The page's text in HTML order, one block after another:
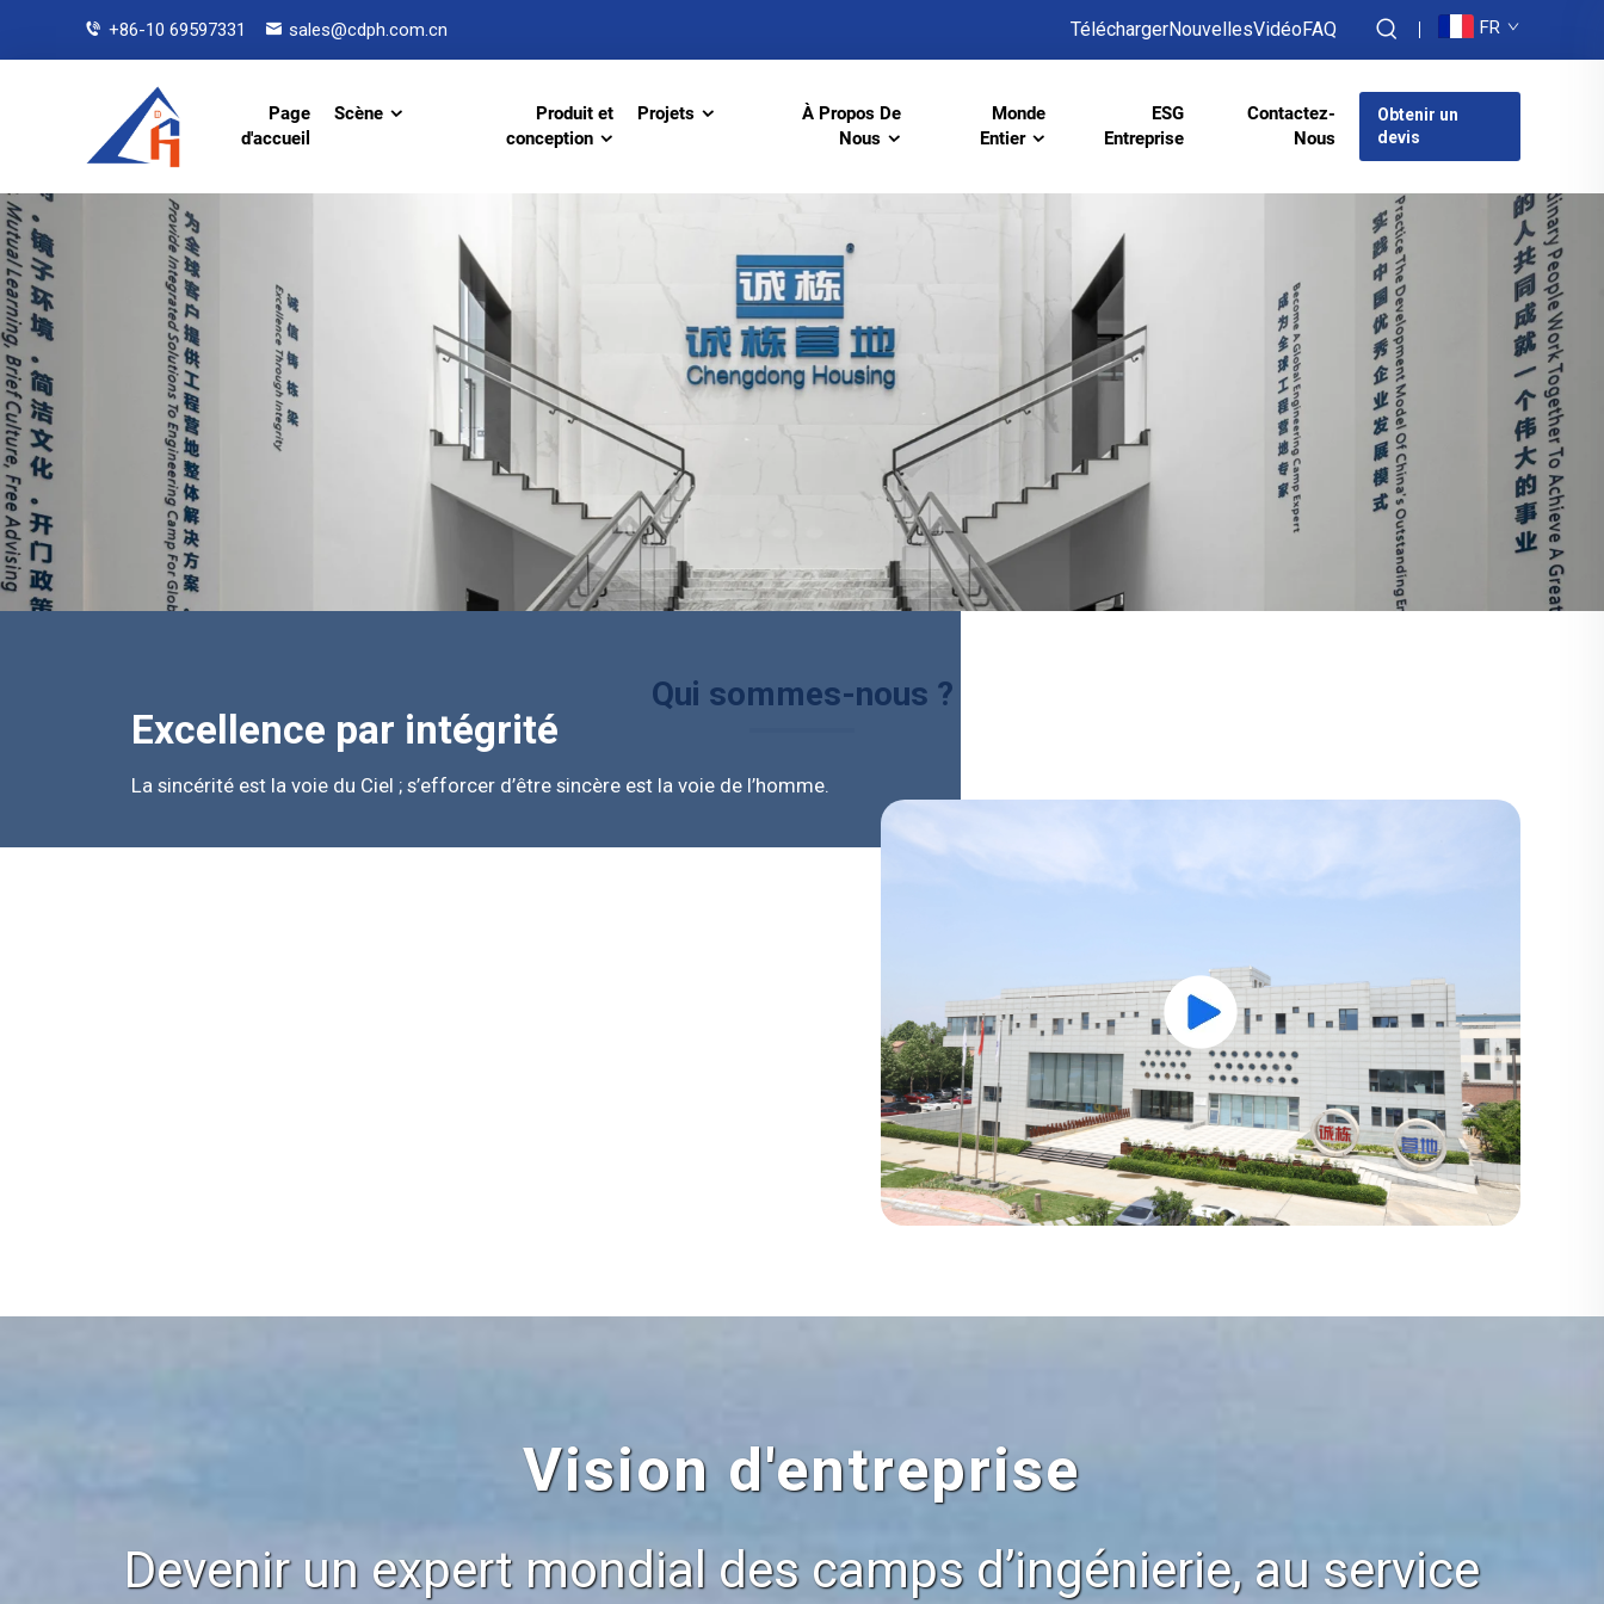
+86-10 69597331 sales@cdph.com.cn TéléchargerNouvellesVidéoFAQ FR
Page
d'accueil
Scène
Produit et
conception
Projets
À Propos De
Nous
Monde
Entier
ESG
Entreprise
Contactez-
Nous
Obtenir un
devis
Excellence par intégrité
La sincérité est la voie du Ciel ; s’efforcer d’être sincère est la voie de l’homme.
Qui sommes-nous ?
Vision d'entreprise
Devenir un expert mondial des camps d’ingénierie, au service